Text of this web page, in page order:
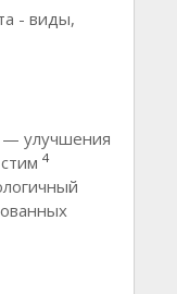
- виды,
— улучшения
4